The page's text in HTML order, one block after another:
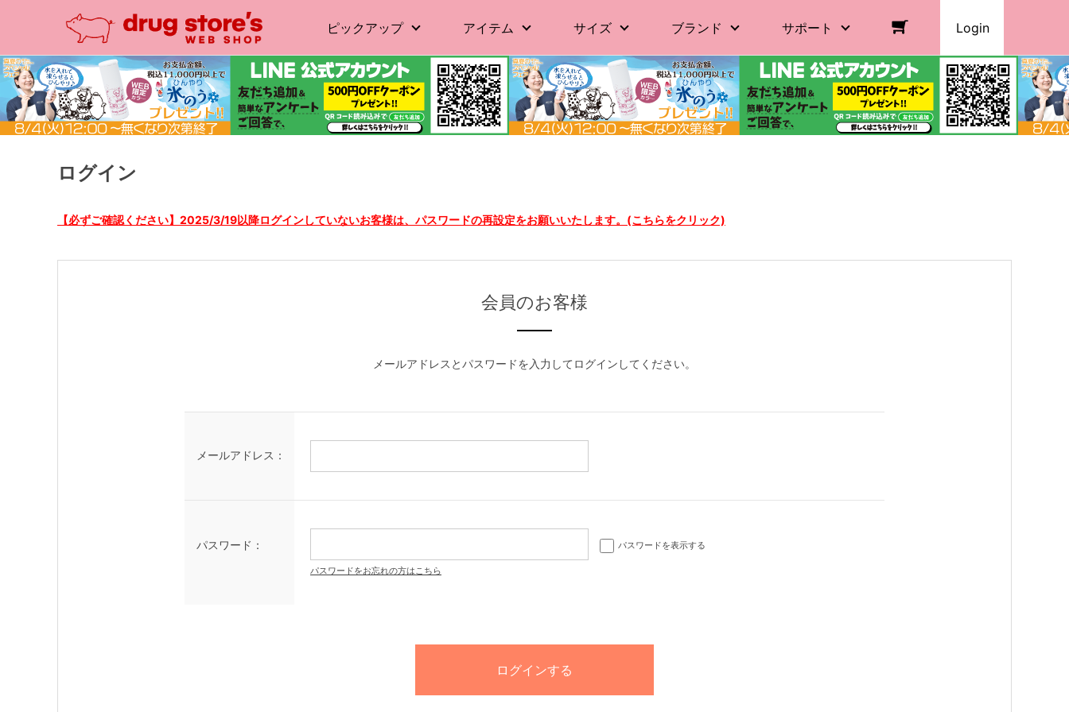
ピックアップ アイテム サイズ ブランド サポート Login
ログイン
【必ずご確認ください】2025/3/19以降ログインしていないお客様は、パスワードの再設定をお願いいたします。(こちらをクリック)
会員のお客様
メールアドレスとパスワードを入力してログインしてください。
メールアドレス：
パスワード： パスワードを表示する
パスワードをお忘れの方はこちら